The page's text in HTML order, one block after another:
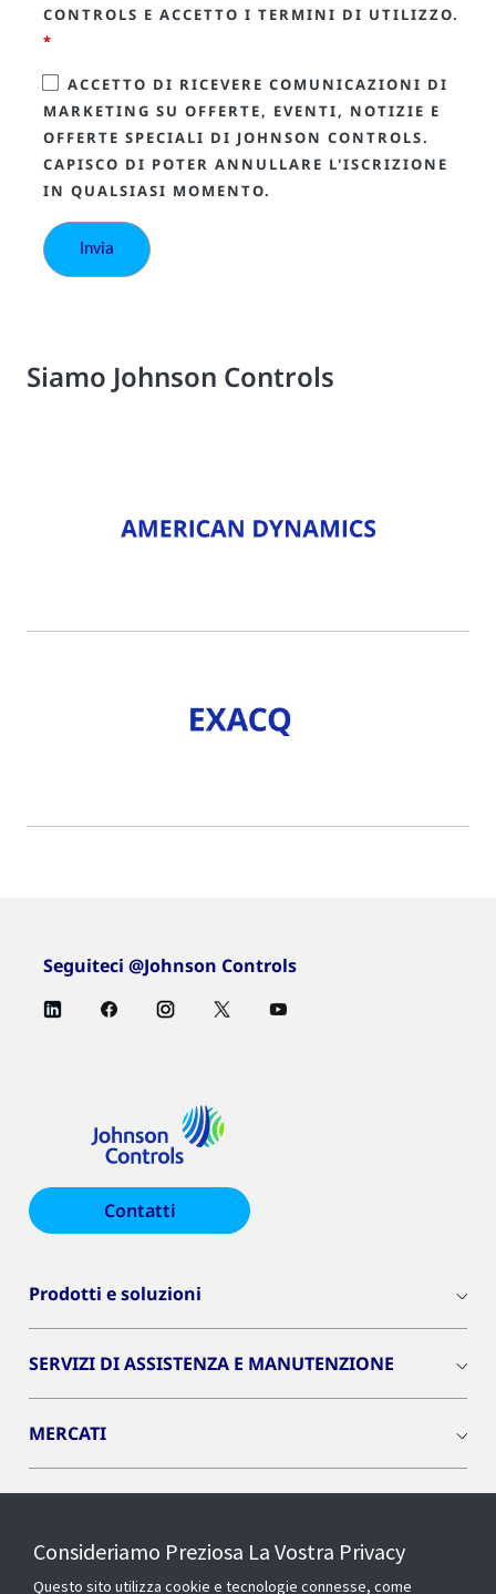
CONTROLS E ACCETTO I TERMINI DI UTILIZZO.
*
ACCETTO DI RICEVERE COMUNICAZIONI DI
MARKETING SU OFFERTE, EVENTI, NOTIZIE E
OFFERTE SPECIALI DI JOHNSON CONTROLS.
CAPISCO DI POTER ANNULLARE L'ISCRIZIONE
IN QUALSIASI MOMENTO.
Siamo Johnson Controls
Seguiteci @Johnson Controls
Contatti
Prodotti e soluzioni
SERVIZI DI ASSISTENZA E MANUTENZIONE
MERCATI
Consideriamo Preziosa La Vostra Privacy
Questo sito utilizza cookie e tecnologie connesse, come